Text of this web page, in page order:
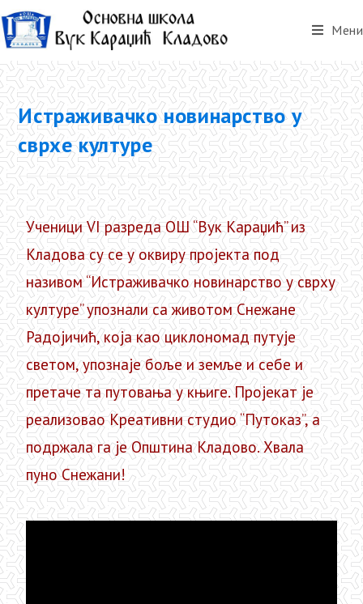
Мени
Истраживачко новинарство у
сврхе културе
Ученици VI разреда ОШ “Вук Kараџић” из
Kладова су се у оквиру пројекта под
називом “Истраживачко новинарство у сврху
културе” упознали са животом Снежане
Радојичић, која као циклономад путује
светом, упознаје боље и земље и себе и
претаче та путовања у књиге. Пројекат је
реализовао Kреативни студио “Путоказ”, а
подржала га је Општина Kладово. Хвала
пуно Снежани!